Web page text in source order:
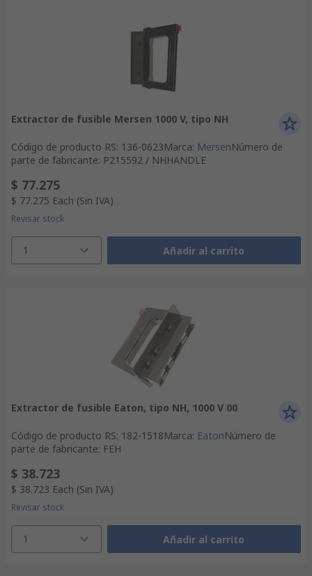
Extractor de fusible Mersen 1000 V, tipo NH
Código de producto RS: 136-0623Marca: MersenNúmero de
parte de fabricante: P215592 / NHHANDLE
$ 77.275
$ 77.275 Each (Sin IVA)
Revisar stock
1 Añadir al carrito
Extractor de fusible Eaton, tipo NH, 1000 V 00
Código de producto RS: 182-1518Marca: EatonNúmero de
parte de fabricante: FEH
$ 38.723
$ 38.723 Each (Sin IVA)
Revisar stock
1 Añadir al carrito